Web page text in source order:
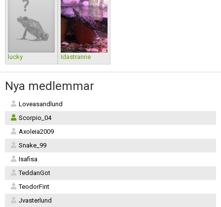
lucky Idastranne
Nya medlemmar
Loveasandlund
Scorpio_04
Axoleia2009
Snake_99
Isafisa
TeddanGot
TeodorFint
Jvasterlund